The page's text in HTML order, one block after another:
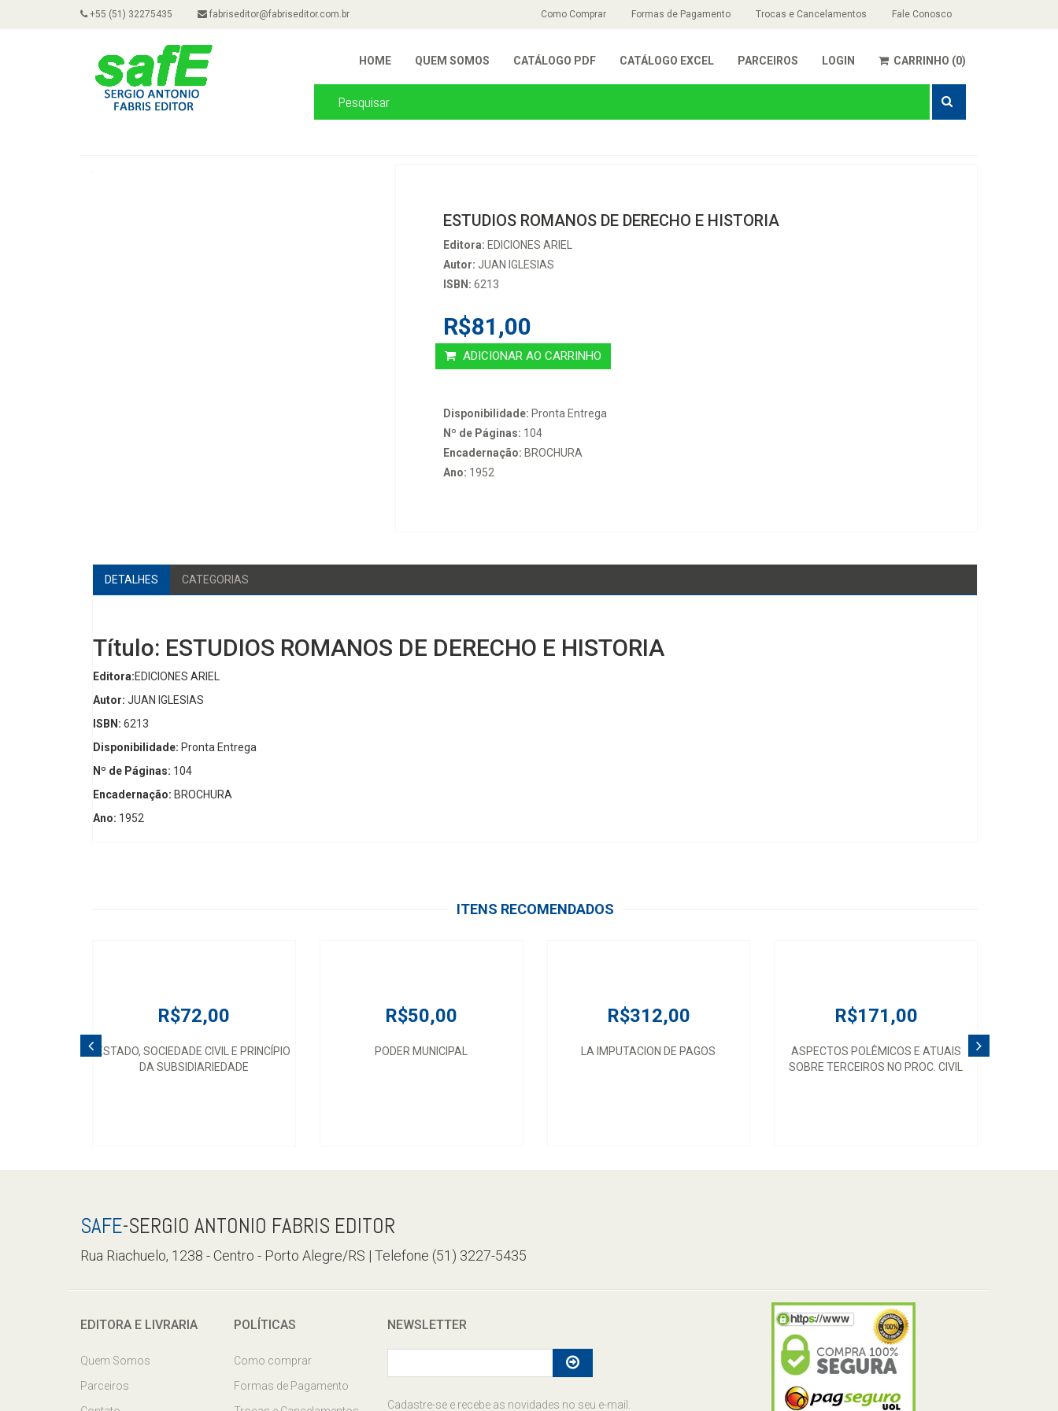
+55 (51) 32275435 fabriseditor@fabriseditor.com.br Como Comprar Formas de Pagamento Trocas e Cancelamentos Fale Conosco
HOME QUEM SOMOS CATÁLOGO PDF CATÁLOGO EXCEL PARCEIROS LOGIN CARRINHO (0)
ESTUDIOS ROMANOS DE DERECHO E HISTORIA
Editora: EDICIONES ARIEL
Autor: JUAN IGLESIAS
ISBN: 6213
R$81,00
ADICIONAR AO CARRINHO
Disponibilidade: Pronta Entrega
Nº de Páginas: 104
Encadernação: BROCHURA
Ano: 1952
DETALHES CATEGORIAS
Título: ESTUDIOS ROMANOS DE DERECHO E HISTORIA
Editora:EDICIONES ARIEL
Autor: JUAN IGLESIAS
ISBN: 6213
Disponibilidade: Pronta Entrega
Nº de Páginas: 104
Encadernação: BROCHURA
Ano: 1952
ITENS RECOMENDADOS
R$72,00
ESTADO, SOCIEDADE CIVIL E PRINCÍPIO
DA SUBSIDIARIEDADE
R$50,00
PODER MUNICIPAL
R$312,00
LA IMPUTACION DE PAGOS
R$171,00
ASPECTOS POLÊMICOS E ATUAIS
SOBRE TERCEIROS NO PROC. CIVIL
SAFE-SERGIO ANTONIO FABRIS EDITOR
Rua Riachuelo, 1238 - Centro - Porto Alegre/RS | Telefone (51) 3227-5435
EDITORA E LIVRARIA
Quem Somos
Parceiros
POLÍTICAS
Como comprar
Formas de Pagamento
NEWSLETTER
Cadastre-se e recebe as novidades no seu e-mail.